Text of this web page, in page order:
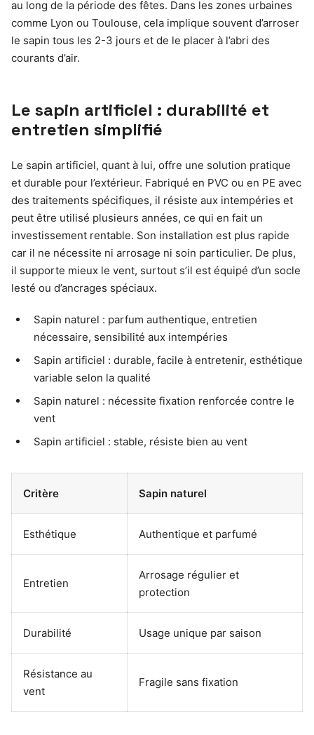
au long de la période des fêtes. Dans les zones urbaines
comme Lyon ou Toulouse, cela implique souvent d’arroser
le sapin tous les 2-3 jours et de le placer à l’abri des
courants d’air.
Le sapin artificiel : durabilité et
entretien simplifié
Le sapin artificiel, quant à lui, offre une solution pratique
et durable pour l’extérieur. Fabriqué en PVC ou en PE avec
des traitements spécifiques, il résiste aux intempéries et
peut être utilisé plusieurs années, ce qui en fait un
investissement rentable. Son installation est plus rapide
car il ne nécessite ni arrosage ni soin particulier. De plus,
il supporte mieux le vent, surtout s’il est équipé d’un socle
lesté ou d’ancrages spéciaux.
Sapin naturel : parfum authentique, entretien
nécessaire, sensibilité aux intempéries
Sapin artificiel : durable, facile à entretenir, esthétique
variable selon la qualité
Sapin naturel : nécessite fixation renforcée contre le
vent
Sapin artificiel : stable, résiste bien au vent
Critère Sapin naturel
Esthétique Authentique et parfumé
Entretien
Arrosage régulier et
protection
Durabilité Usage unique par saison
Résistance au
vent
Fragile sans fixation